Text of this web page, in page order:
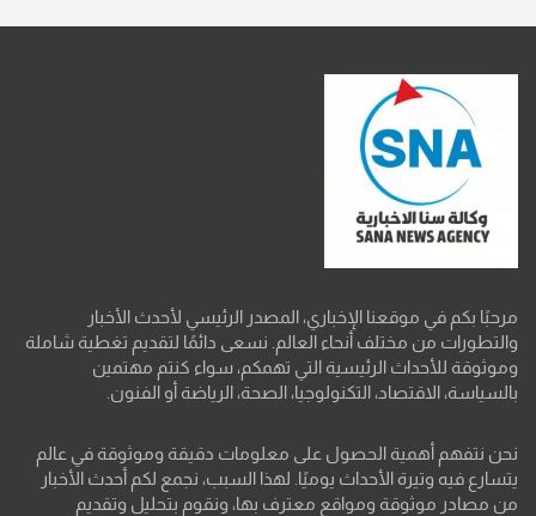
مرحبًا بكم في موقعنا الإخباري، المصدر الرئيسي لأحدث الأخبار
والتطورات من مختلف أنحاء العالم. نسعى دائمًا لتقديم تغطية شاملة
وموثوقة للأحداث الرئيسية التي تهمكم، سواء كنتم مهتمين
بالسياسة، الاقتصاد، التكنولوجيا، الصحة، الرياضة أو الفنون.
نحن نتفهم أهمية الحصول على معلومات دقيقة وموثوقة في عالم
يتسارع فيه وتيرة الأحداث يوميًا. لهذا السبب، نجمع لكم أحدث الأخبار
من مصادر موثوقة ومواقع معترف بها، ونقوم بتحليل وتقديم